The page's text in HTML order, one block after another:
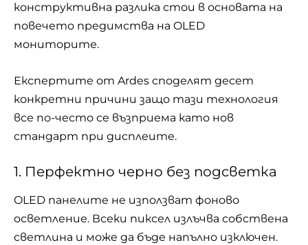
конструктивна разлика стои в основата на
повечето предимства на OLED
мониторите.
Експертите от Ardes споделят десет
конкретни причини защо тази технология
все по-често се възприема като нов
стандарт при дисплеите.
1. Перфектно черно без подсветка
OLED панелите не използват фоново
осветление. Всеки пиксел излъчва собствена
светлина и може да бъде напълно изключен.